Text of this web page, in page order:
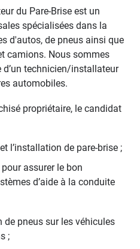
du Pare-Brise est un
spécialisées dans la
d'autos, de pneus ainsi que
camions. Nous sommes
d’un technicien/installateur
automobiles.
propriétaire, le candidat
l’installation de pare-brise ;
assurer le bon
d’aide à la conduite
de pneus sur les véhicules
;